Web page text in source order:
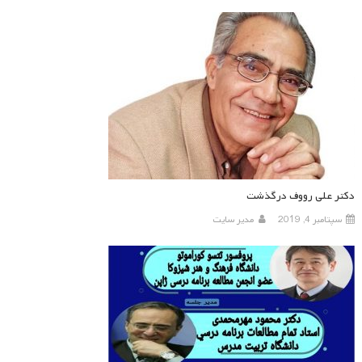
دکتر علی رووف درگذشت
سپتامبر 4, 2019 مدیر سایت